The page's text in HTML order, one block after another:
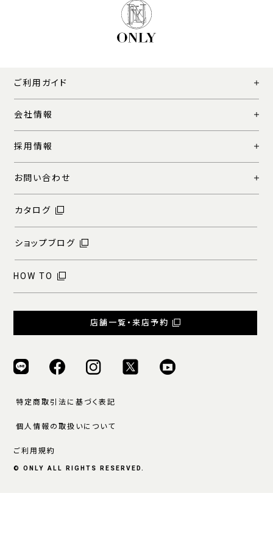
ご利用ガイド
会社情報
採用情報
お問い合わせ
カタログ
ショップブログ
HOW TO
店舗一覧・来店予約
特定商取引法に基づく表記
個人情報の取扱いについて
ご利用規約
© ONLY ALL RIGHTS RESERVED.